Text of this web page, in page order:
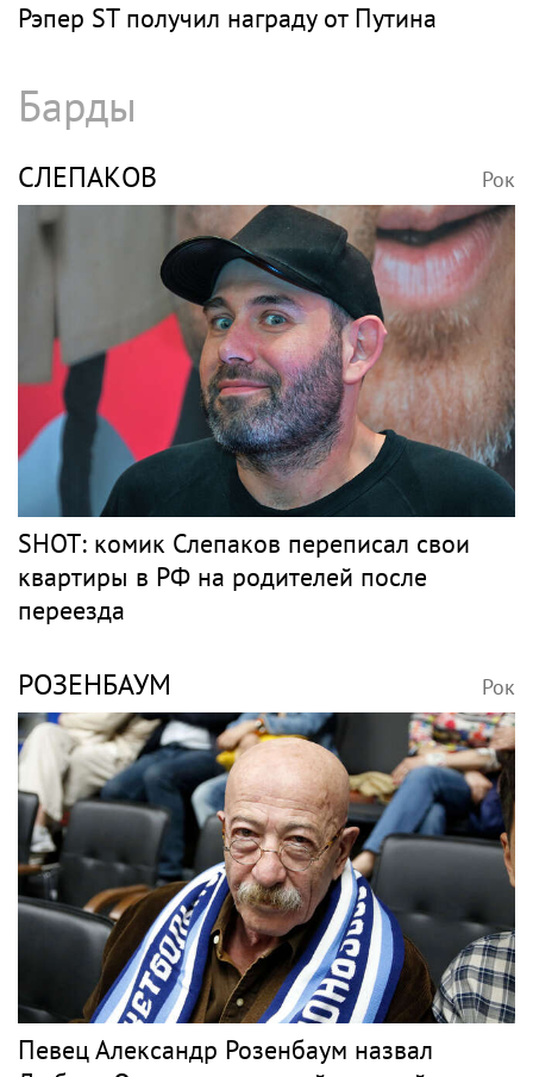
Рэпер ST получил награду от Путина
Барды
СЛЕПАКОВ Рок
SHOT: комик Слепаков переписал свои
квартиры в РФ на родителей после
переезда
РОЗЕНБАУМ Рок
Певец Александр Розенбаум назвал